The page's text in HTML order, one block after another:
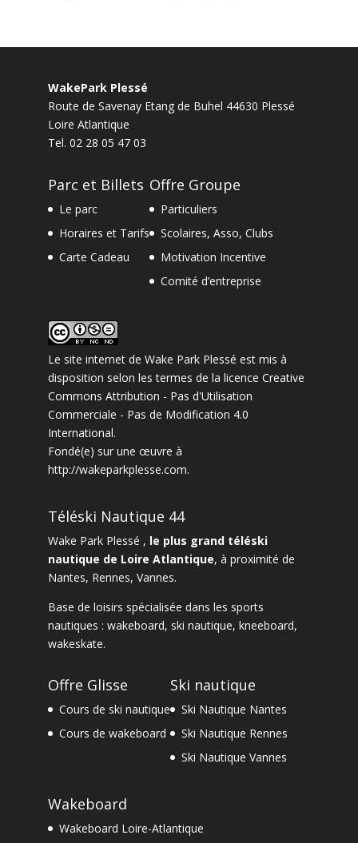
WakePark Plessé
Route de Savenay Etang de Buhel 44630 Plessé
Loire Atlantique
Tel. 02 28 05 47 03
Parc et Billets
Le parc
Horaires et Tarifs
Carte Cadeau
Offre Groupe
Particuliers
Scolaires, Asso, Clubs
Motivation Incentive
Comité d’entreprise
Le site internetde Wake Park Plessé est mis à
disposition selon les termes de la licence Creative
Commons Attribution - Pas d'Utilisation
Commerciale - Pas de Modification 4.0
International.
Fondé(e) sur une œuvre à
http://wakeparkplesse.com.
Téléski Nautique 44
Wake Park Plessé , le plus grand téléski
nautique de Loire Atlantique, à proximité de
Nantes, Rennes, Vannes.
Base de loisirs spécialisée dans les sports
nautiques : wakeboard, ski nautique, kneeboard,
wakeskate.
Offre Glisse
Cours de ski nautique
Cours de wakeboard
Ski nautique
Ski Nautique Nantes
Ski Nautique Rennes
Ski Nautique Vannes
Wakeboard
Wakeboard Loire-Atlantique